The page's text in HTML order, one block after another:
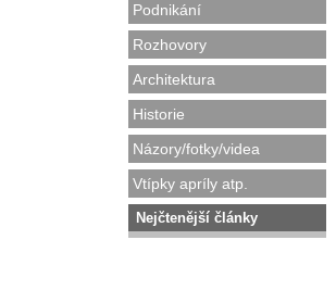
Podnikání
Rozhovory
Architektura
Historie
Názory/fotky/videa
Vtípky apríly atp.
Nejčtenější články